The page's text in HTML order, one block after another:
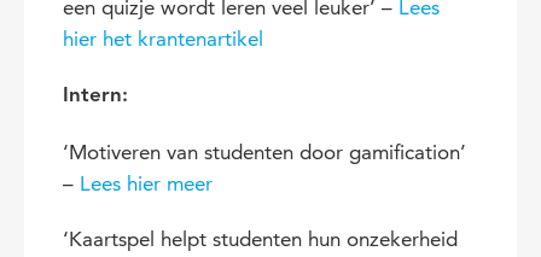
een quizje wordt leren veel leuker’ – Lees
hier het krantenartikel
Intern:
‘Motiveren van studenten door gamification’
– Lees hier meer
‘Kaartspel helpt studenten hun onzekerheid